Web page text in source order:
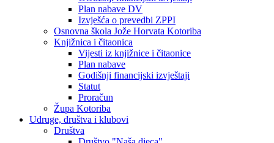
Plan nabave DV
Izvješća o prevedbi ZPPI
Osnovna škola Jože Horvata Kotoriba
Knjižnica i čitaonica
Vijesti iz knjižnice i čitaonice
Plan nabave
Godišnji financijski izvještaji
Statut
Proračun
Župa Kotoriba
Udruge, društva i klubovi
Društva